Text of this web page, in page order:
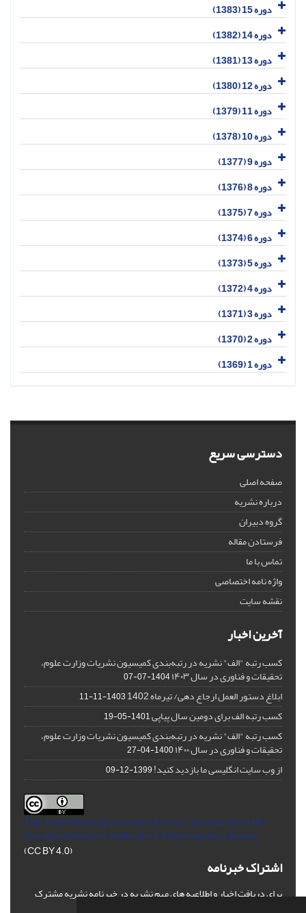
دوره 15 (1383)
دوره 14 (1382)
دوره 13 (1381)
دوره 12 (1380)
دوره 11 (1379)
دوره 10 (1378)
دوره 9 (1377)
دوره 8 (1376)
دوره 7 (1375)
دوره 6 (1374)
دوره 5 (1373)
دوره 4 (1372)
دوره 3 (1371)
دوره 2 (1370)
دوره 1 (1369)
دسترسی سریع
صفحه اصلی
درباره نشریه
گروه دبیران
فرستادن مقاله
تماس با ما
واژه نامه اختصاصی
نقشه سایت
آخرین اخبار
کسب رتبه "الف" نشریه در رتبه‌بندی کمیسیون نشریات وزارت علوم،
تحقیقات و فناوری در سال ۱۴۰۳ 1404-07-07
ابلاغ دستور العمل ارجاع دهی/ تیرماه 1402 1403-11-11
کسب رتبه الف برای دومین سال پیاپی1401-05-19
کسب رتبه "الف" نشریه در رتبه‌بندی کمیسیون نشریات وزارت علوم،
تحقیقات و فناوری در سال ۱۴۰۰ 1400-04-27
از وب سایت انگلیسی ما بازدید کنید!1399-12-09
This Journal is an open access Journal Licensedunder the
Creative Commons Attribution 4.0 International License
(CC BY 4.0)
اشتراک خبرنامه
برای دریافت اخبار و اطلاعیه های مهم نشریه در خبرنامه نشریه مشترک